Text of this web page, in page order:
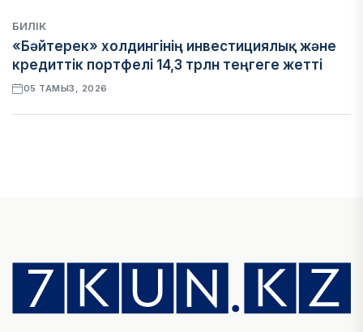
БИЛІК
«Бәйтерек» холдингінің инвестициялық және
кредиттік портфелі 14,3 трлн теңгеге жетті
05 ТАМЫЗ, 2026
ҚАРЖЫ
Отбасы банктің қолдауымен 1,5 жыл ішінде 40
мыңға жуық отбасы қоныс тойын тойлады